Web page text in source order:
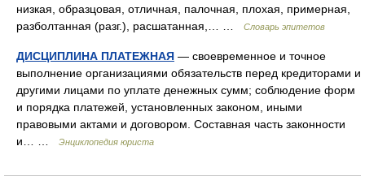
низкая, образцовая, отличная, палочная, плохая, примерная,
разболтанная (разг.), расшатанная,… …
Словарь эпитетов
ДИСЦИПЛИНА ПЛАТЕЖНАЯ — своевременное и точное
выполнение организациями обязательств перед кредиторами и
другими лицами по уплате денежных сумм; соблюдение форм
и порядка платежей, установленных законом, иными
правовыми актами и договором. Составная часть законности
и… …
Энциклопедия юриста